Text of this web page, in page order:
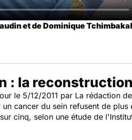
et de Dominique
: la
le 5/12/2011 par La rédaction
cancer du sein refusent de
cinq, selon une étude de